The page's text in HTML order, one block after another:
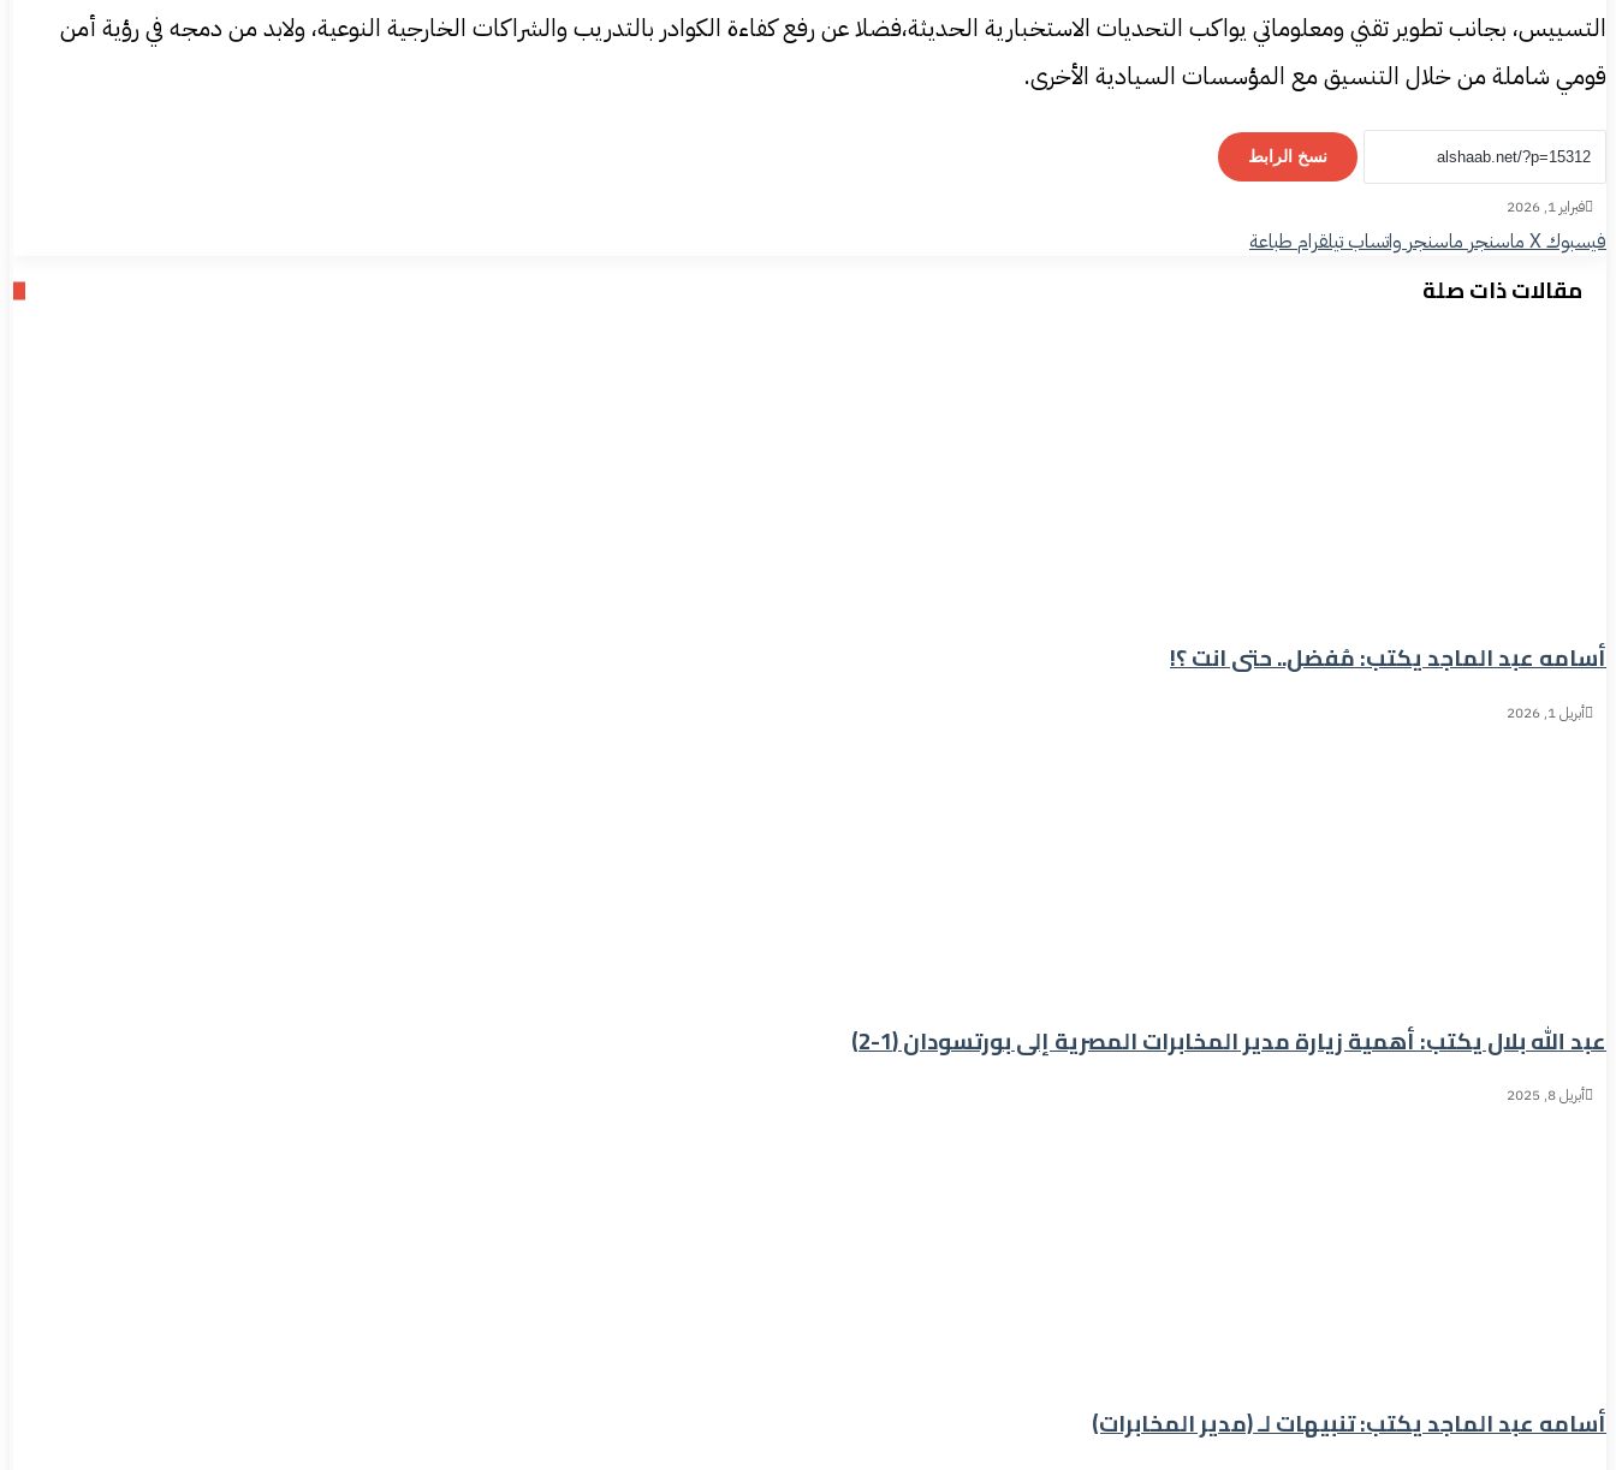
التسييس، بجانب تطوير تقني ومعلوماتي يواكب التحديات الاستخبارية الحديثة،فضلا عن رفع كفاءة الكوادر بالتدريب والشراكات الخارجية النوعية، ولابد من دمجه في رؤية أمن
قومي شاملة من خلال التنسيق مع المؤسسات السيادية الأخرى.
نسخ الرابط
فبراير 1, 2026
فيسبوك‫Xماسنجر ماسنجر واتسابتيلقرامطباعة
مقالات ذات صلة
أسامه عبد الماجد يكتب: مُفضل.. حتى انت ؟!
أبريل 1, 2026
عبد الله بلال يكتب: أهمية زيارة مدير المخابرات المصرية إلى بورتسودان (1-2)
أبريل 8, 2025
أسامه عبد الماجد يكتب: تنبيهات لـ (مدير المخابرات)